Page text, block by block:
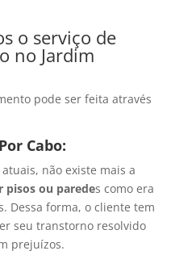
o serviço de
no Jardim
pode ser feita através
Cabo:
não existe mais a
pisos ou paredes como era
Dessa forma, o cliente tem
seu transtorno resolvido
prejuízos.